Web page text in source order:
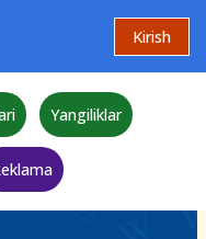
Kirish
Yangiliklar